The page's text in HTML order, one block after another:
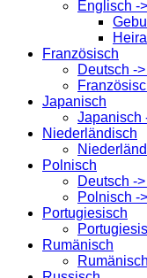
Englisch -
Französisch
Deutsch -
Japanisch
Japanisch
Niederländisch
Polnisch
Deutsch -
Polnisch -
Portugiesisch
Rumänisch